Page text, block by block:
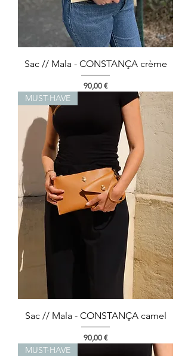
Sac // Mala - CONSTANÇA crème
Preço
90,00 €
MUST-HAVE
Sac // Mala - CONSTANÇA camel
Preço
90,00 €
MUST-HAVE